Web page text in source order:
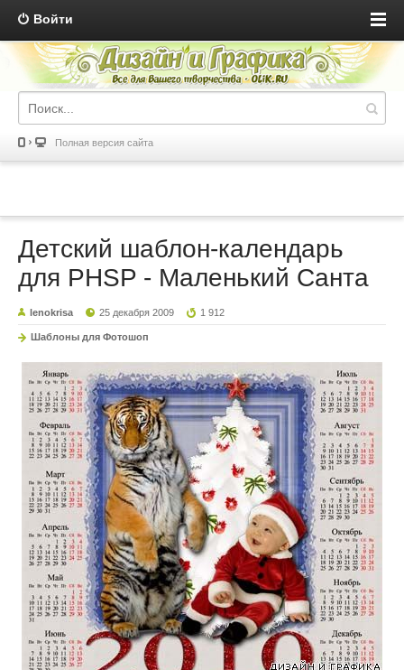
Войти
Полная версия сайта
Детский шаблон-календарь
для PHSP - Маленький Санта
lenokrisa 25 декабря 2009 1 912
Шаблоны для Фотошоп